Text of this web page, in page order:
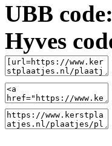
UBB code:
Hyves